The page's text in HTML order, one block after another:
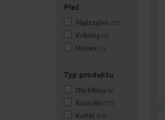
Płeć
Mężczyźni (31)
Kobiety (2)
Unisex (1)
Typ produktu
Dla kibica (6)
Koszulki (17)
Kurtki (83)